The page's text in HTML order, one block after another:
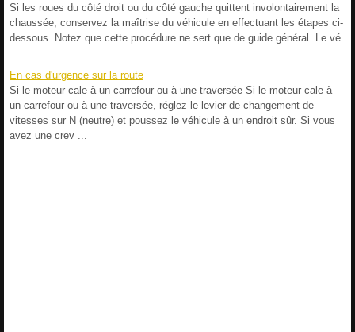
Si les roues du côté droit ou du côté gauche quittent involontairement la
chaussée, conservez la maîtrise du véhicule en effectuant les étapes ci-
dessous. Notez que cette procédure ne sert que de guide général. Le vé
En cas d'urgence sur la route
Si le moteur cale à un carrefour ou à une traversée Si le moteur cale à
un carrefour ou à une traversée, réglez le levier de changement de
vitesses sur N (neutre) et poussez le véhicule à un endroit sûr. Si vous
avez une crev ...